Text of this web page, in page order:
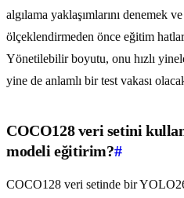
algılama yaklaşımlarını denemek
ölçeklendirmeden önce eğitim
Yönetilebilir boyutu, onu hızlı
yine de anlamlı bir test vakası
COCO128 veri setini
modeli eğitirim?#
COCO128 veri setinde bir